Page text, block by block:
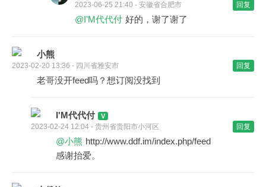
2023-06-25 21:40 - 安徽省合肥市 回复
@I'M代代付 好的，谢了谢了
小熊
2023-02-20 13:36 - 四川省雅安市 回复
老哥没开feed吗？想订阅没找到
I'M代代付
2023-02-24 12:04 - 贵州省贵阳市小河区 回复
@小熊 http://www.ddf.im/index.php/feed
感谢抬爱。